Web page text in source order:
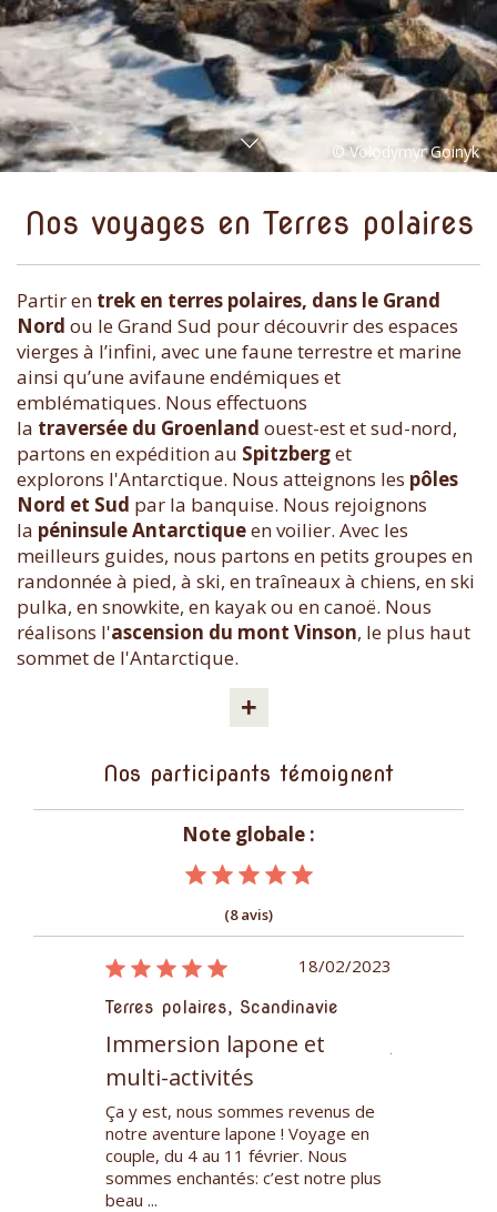
Nos voyages en Terres polaires
Partir en trek en terres polaires, dans le Grand
Nord ou le Grand Sud pour découvrir des espaces
vierges à l’infini, avec une faune terrestre et marine
ainsi qu’une avifaune endémiques et
emblématiques. Nous effectuons
la traversée du Groenland ouest-est et sud-nord,
partons en expédition au Spitzberget
explorons l'Antarctique. Nous atteignons les pôles
Nord et Sud par la banquise. Nous rejoignons
la péninsule Antarctiqueen voilier. Avec les
meilleurs guides, nous partons en petits groupes en
randonnée à pied, à ski, en traîneaux à chiens, en ski
pulka, en snowkite, en kayak ou en canoë. Nous
réalisons l'ascension du mont Vinson, le plus haut
sommet de l'Antarctique.
+
Nos participants témoignent
Note globale :
(8 avis)
18/02/2023
Terres polaires, Scandinavie
Immersion lapone et
multi-activités
Ça y est, nous sommes revenus de
notre aventure lapone ! Voyage en
couple, du 4 au 11 février. Nous
sommes enchantés: c’est notre plus
beau ...